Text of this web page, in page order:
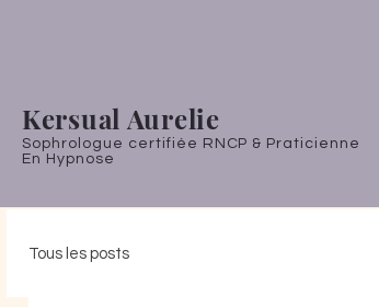
Kersual Aurelie
Sophrologue certifiée RNCP & Praticienne
En Hypnose
Tous les posts